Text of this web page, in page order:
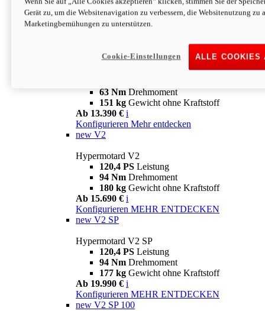
63 NmDrehmoment
151 kgGewicht ohne Kraftstoff
Ab 13.890 € i
63 Nm Drehmoment
151 kg Gewicht ohne Kraftstoff
Ab 13.390 € i
Konfigurieren Mehr entdecken
new V2
Hypermotard V2
120,4 PS Leistung
94 Nm Drehmoment
180 kg Gewicht ohne Kraftstoff
Ab 15.690 € i
Konfigurieren MEHR ENTDECKEN
new V2 SP
Hypermotard V2 SP
120,4 PS Leistung
94 Nm Drehmoment
177 kg Gewicht ohne Kraftstoff
Ab 19.990 € i
Konfigurieren MEHR ENTDECKEN
new V2 SP 100
Gerät zu, um die Websitenavigation zu verbessern, die Websitenutzung zu
Marketingbemühungen zu unterstützen.
ALLE COOKIES
Cookie-Einstellungen